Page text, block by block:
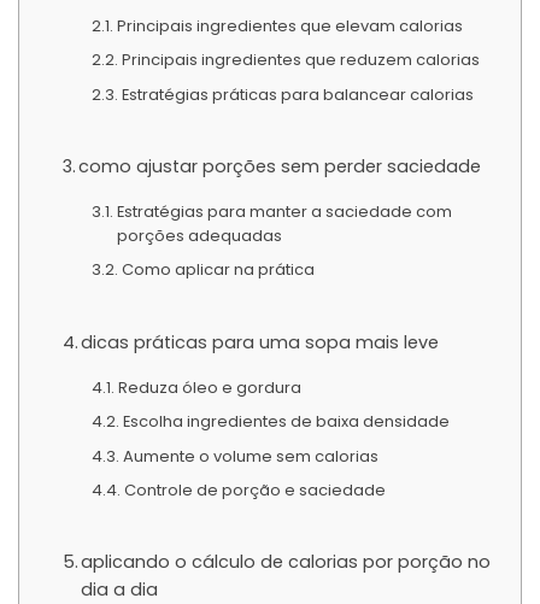
Principais ingredientes que elevam calorias
Principais ingredientes que reduzem calorias
Estratégias práticas para balancear calorias
como ajustar porções sem perder saciedade
Estratégias para manter a saciedade com
porções adequadas
Como aplicar na prática
dicas práticas para uma sopa mais leve
Reduza óleo e gordura
Escolha ingredientes de baixa densidade
Aumente o volume sem calorias
Controle de porção e saciedade
aplicando o cálculo de calorias por porção no
dia a dia